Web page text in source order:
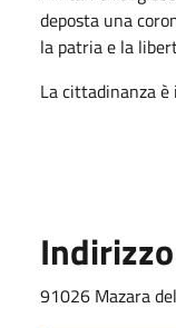
deposta una
la patria e la
La cittadinanza
Indirizzo
91026 Mazara